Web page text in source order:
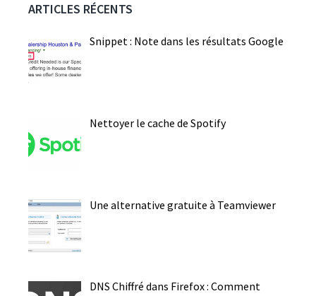
ARTICLES RÉCENTS
Snippet : Note dans les résultats Google
Nettoyer le cache de Spotify
Une alternative gratuite à Teamviewer
DNS Chiffré dans Firefox : Comment